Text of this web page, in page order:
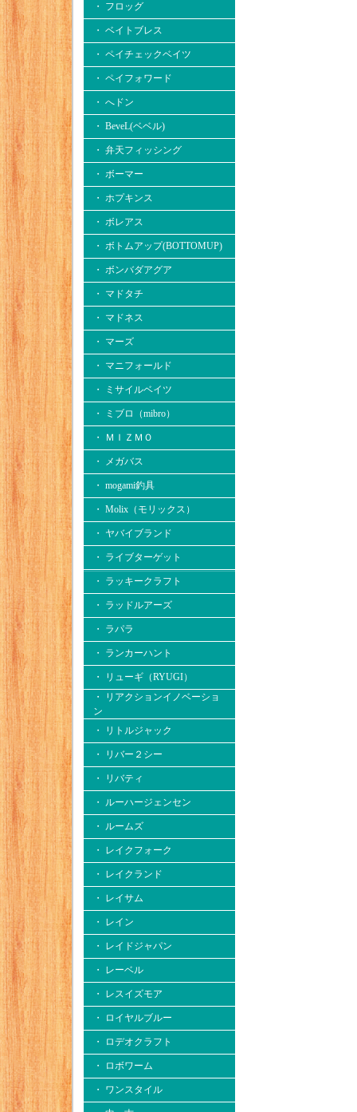
・ フロッグ
・ ベイトブレス
・ ペイチェックベイツ
・ ペイフォワード
・ へドン
・ BeveL(ベベル)
・ 弁天フィッシング
・ ボーマー
・ ホプキンス
・ ボレアス
・ ボトムアップ(BOTTOMUP)
・ ボンバダアグア
・ マドタチ
・ マドネス
・ マーズ
・ マニフォールド
・ ミサイルベイツ
・ ミブロ（mibro）
・ ＭＩＺＭＯ
・ メガバス
・ mogami釣具
・ Molix（モリックス）
・ ヤバイブランド
・ ライブターゲット
・ ラッキークラフト
・ ラッドルアーズ
・ ラパラ
・ ランカーハント
・ リューギ（RYUGI）
・ リアクションイノベーショ
ン
・ リトルジャック
・ リバー２シー
・ リバティ
・ ルーハージェンセン
・ ルームズ
・ レイクフォーク
・ レイクランド
・ レイサム
・ レイン
・ レイドジャパン
・ レーベル
・ レスイズモア
・ ロイヤルブルー
・ ロデオクラフト
・ ロボワーム
・ ワンスタイル